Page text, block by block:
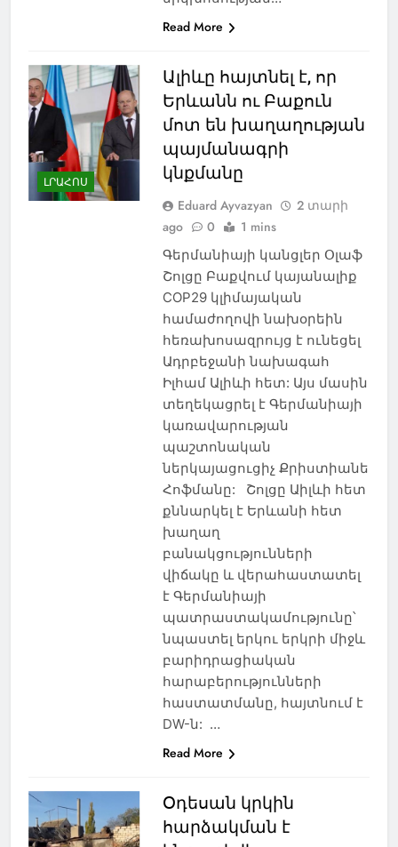
Read More
ԼՐԱՀՈՍ
Ալիևը հայտնել է, որ
Երևանն ու Բաքուն
մոտ են խաղաղության
պայմանագրի
կնքմանը
Eduard Ayvazyan
2 տարի
ago
0 1 mins
Գերմանիայի կանցլեր Օլաֆ
Շոլցը Բաքվում կայանալիք
COP29 կլիմայական
համաժողովի նախօրեին
հեռախոսազրույց է ունեցել
Ադրբեջանի նախագահ
Իլհամ Ալիևի հետ: Այս մասին
տեղեկացրել է Գերմանիայի
կառավարության
պաշտոնական
ներկայացուցիչ Քրիստիանե
Հոֆմանը: Շոլցը Աիլևի հետ
քննարկել է Երևանի հետ
խաղաղ
բանակցությունների
վիճակը և վերահաստատել
է Գերմանիայի
պատրաստակամությունը՝
նպաստել երկու երկրի միջև
բարիդրացիական
հարաբերությունների
հաստատմանը, հայտնում է
DW-ն: …
Read More
Օդեսան կրկին
հարձակման է